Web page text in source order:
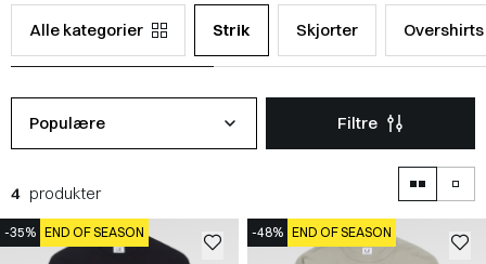
Alle kategorier Strik Skjorter Overshirts
Populære Filtre
4 produkter
-35% END OF SEASON -48% END OF SEASON